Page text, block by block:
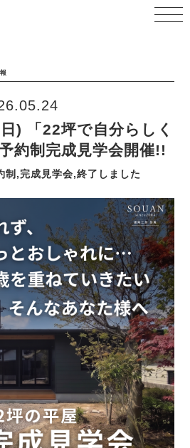
) 「22坪で自分らしく
約制完成見学会開催!!
制,完成見学会,終了しました